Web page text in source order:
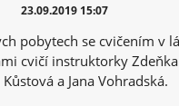
23.09.2019 15:07
pobytech se cvičením v
cvičí instruktorky
Kůstová a Jana Vohradská.